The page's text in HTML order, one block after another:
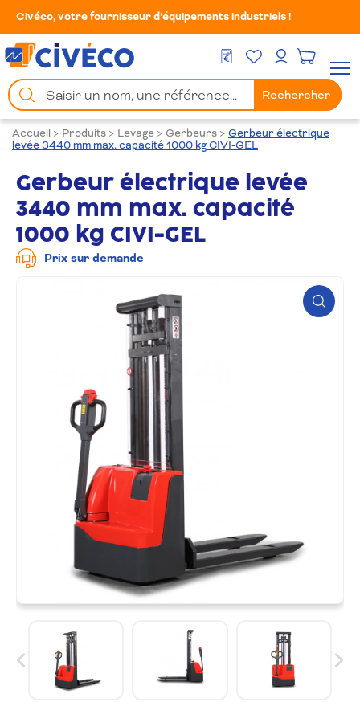
Civéco, votre fournisseur d’équipements industriels !
DEVIS GRATUIT
Mes FavorisMon compte
Chercher
un
produit
Rechercher
Accueil > Produits > Levage > Gerbeurs > Gerbeur électrique
levée 3440 mm max. capacité 1000 kg CIVI-GEL
Gerbeur électrique levée
3440 mm max. capacité
1000 kg CIVI-GEL
Prix sur demande
Zoom